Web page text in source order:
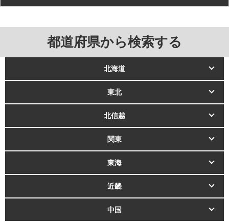
都道府県から検索する
北海道
東北
北信越
関東
東海
近畿
中国